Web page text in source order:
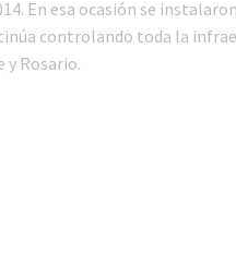
En esa ocasión se
controlando toda la
Rosario.